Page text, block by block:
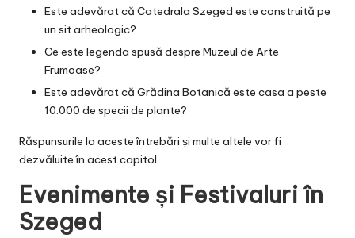
Este adevărat că Catedrala Szeged este construită pe
un sit arheologic?
Ce este legenda spusă despre Muzeul de Arte
Frumoase?
Este adevărat că Grădina Botanică este casa a peste
10.000 de specii de plante?
Răspunsurile la aceste întrebări și multe altele vor fi
dezvăluite în acest capitol.
Evenimente și Festivaluri în
Szeged